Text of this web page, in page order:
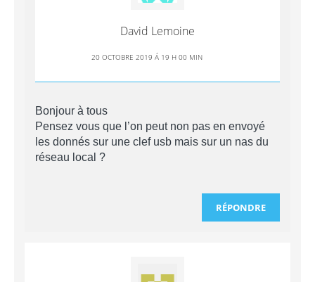
David Lemoine
20 OCTOBRE 2019 Á 19 H 00 MIN
Bonjour à tous
Pensez vous que l’on peut non pas en envoyé
les donnés sur une clef usb mais sur un nas du
réseau local ?
RÉPONDRE